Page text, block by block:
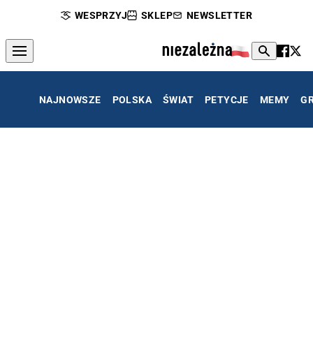
WESPRZYJ SKLEP NEWSLETTER
NAJNOWSZE POLSKA ŚWIAT PETYCJE MEMY